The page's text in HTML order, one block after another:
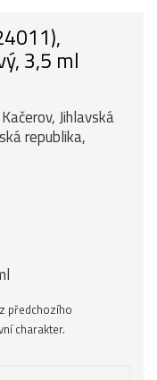
3,5 ml
Jihlavská
republika,
předchozího
charakter.